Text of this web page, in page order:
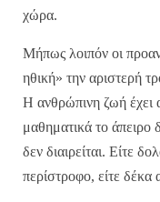
χώρα.
Μήπως λοιπόν οι
ηθική» την αριστερή
Η ανθρώπινη ζωή έχει
μαθηματικά το άπειρο
δεν διαιρείται. Είτε
περίστροφο, είτε δέκα